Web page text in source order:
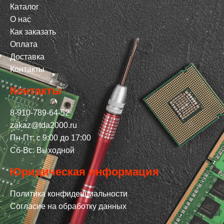
Каталог
О нас
Как заказать
Оплата
Доставка
Контакты
Контакты
8-910-789-64-52
zakaz@tda2000.ru
Пн-Пт: с 9:00 до 17:00
Сб-Вс: Выходной
Юридическая информация
Политика конфиденциальности
Согласие на обработку данных